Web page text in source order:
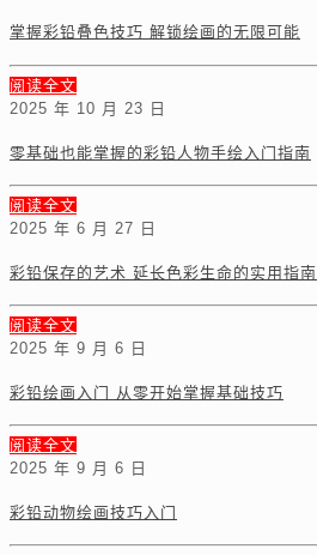
掌握彩铅叠色技巧 解锁绘画的无限可能
阅读全文
2025 年 10 月 23 日
零基础也能掌握的彩铅人物手绘入门指南
阅读全文
2025 年 6 月 27 日
彩铅保存的艺术 延长色彩生命的实用指南
阅读全文
2025 年 9 月 6 日
彩铅绘画入门 从零开始掌握基础技巧
阅读全文
2025 年 9 月 6 日
彩铅动物绘画技巧入门